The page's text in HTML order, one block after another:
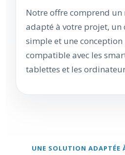
Notre offre comprend un
adapté à votre projet, un
simple et une conception
compatible avec les
tablettes et les
UNE SOLUTION ADAPTÉE